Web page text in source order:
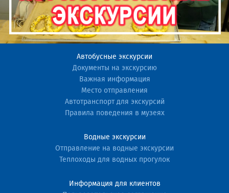
Автобусные экскурсии
Документы на экскурсию
Важная информация
Место отправления
Автотранспорт для экскурсий
Правила поведения в музеях
Водные экскурсии
Отправление на водные экскурсии
Теплоходы для водных прогулок
Информация для клиентов